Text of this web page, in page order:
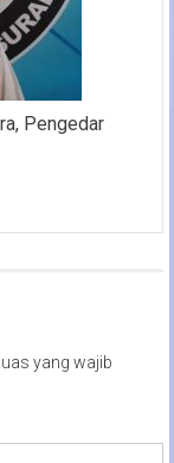
Pengedar
yang wajib